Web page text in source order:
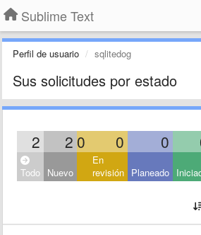
Sublime Text
Perfil de usuario sqlitedog
Sus solicitudes por estado
2 2 0 0 0
Todo Nuevo
En
revisión Planeado